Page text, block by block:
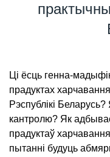
Ці ёсць генна-
прадуктах
Рэспублікі
кантролю? Як
прадуктаў
пытанні будуць